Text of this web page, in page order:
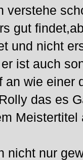
verstehe
gut
und nicht
ist auch
an wie einer
das es
nicht nur